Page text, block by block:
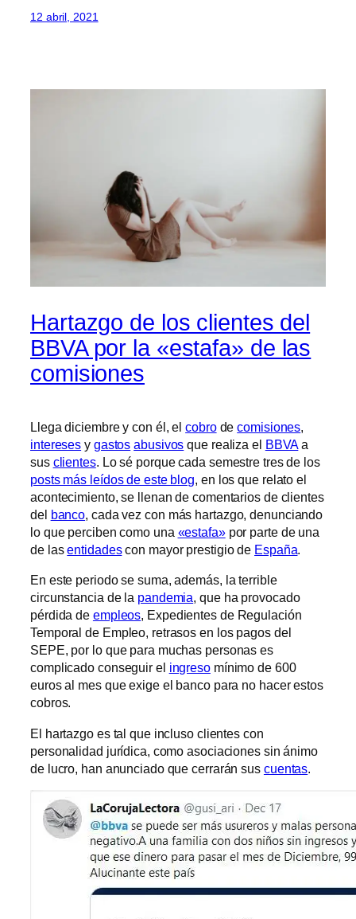
12 abril, 2021
Hartazgo de los clientes del
BBVA por la «estafa» de las
comisiones
Llega diciembre y con él, elcobrodecomisiones,
intereses y gastos abusivos que realiza el BBVAa
sus clientes. Lo sé porque cada semestre tres de los
posts más leídos de este blog, en los que relato el
acontecimiento, se llenan de comentarios de clientes
del banco, cada vez con más hartazgo, denunciando
lo que perciben como una «estafa»por parte de una
de lasentidadescon mayor prestigio de España.
En este periodo se suma, además, la terrible
circunstancia de la pandemia, que ha provocado
pérdida de empleos, Expedientes de Regulación
Temporal de Empleo, retrasos en los pagos del
SEPE, por lo que para muchas personas es
complicado conseguir el ingresomínimo de 600
euros al mes que exige el banco para no hacer estos
cobros.
El hartazgo es tal que incluso clientes con
personalidad jurídica, como asociaciones sin ánimo
de lucro, han anunciado que cerrarán sus cuentas